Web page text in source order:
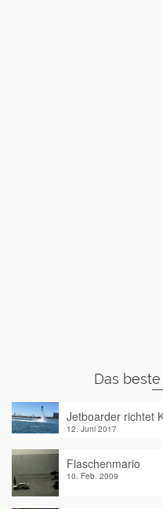
Das
Jetboarder richtet
12. Juni 2017
Flaschenmario
10. Feb. 2009